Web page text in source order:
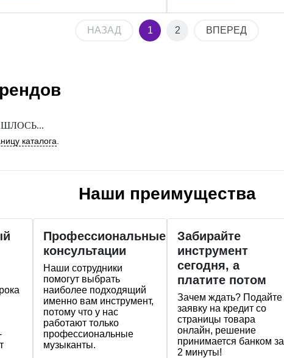
НАЗАД 1 2 ВПЕРЕД
каталога
Наши преимущества
Профессиональные
консультации
Наши сотрудники
помогут выбрать
наиболее подходящий
именно вам инструмент,
потому что у нас
работают только
профессиональные
музыканты.
Забирайте
инструмент
сегодня, а
платите потом
Зачем ждать? Подайте
заявку на кредит со
страницы товара
онлайн, решение
принимается банком за
2 минуты!